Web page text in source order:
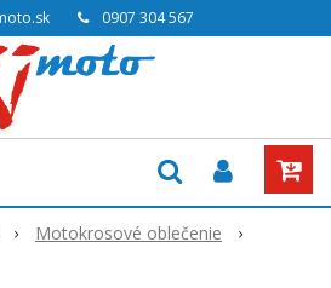
0907 304 567
Motokrosové oblečenie